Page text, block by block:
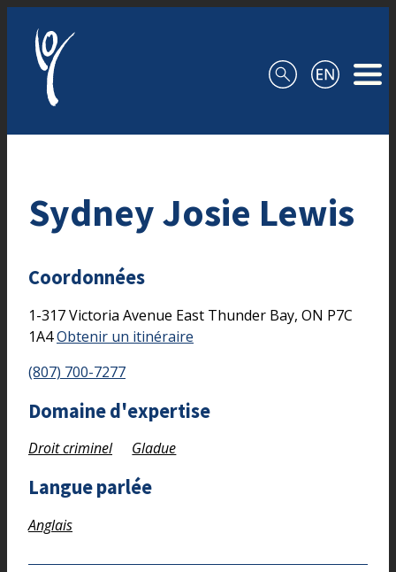
Sydney Josie Lewis
Coordonnées
1-317 Victoria Avenue East Thunder Bay, ON P7C
1A4Obtenir un itinéraire
(807) 700-7277
Domaine d'expertise
Droit criminel Gladue
Langue parlée
Anglais